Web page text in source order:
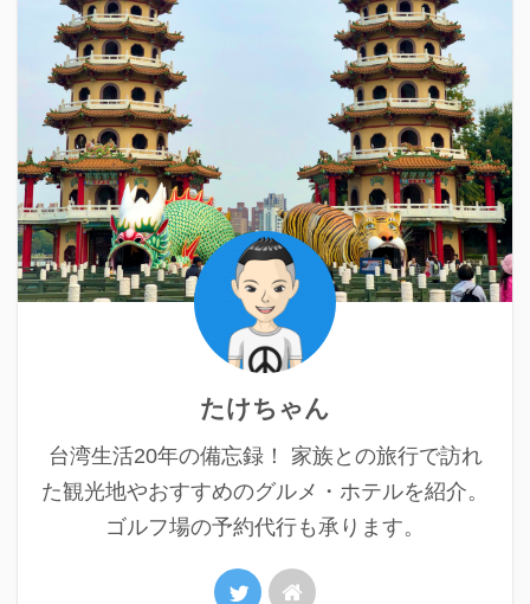
たけちゃん
台湾生活20年の備忘録！ 家族との旅行で訪れ
た観光地やおすすめのグルメ・ホテルを紹介。
ゴルフ場の予約代行も承ります。